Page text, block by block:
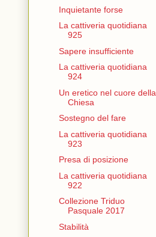
Inquietante forse
La cattiveria quotidiana
925
Sapere insufficiente
La cattiveria quotidiana
924
Un eretico nel cuore della
Chiesa
Sostegno del fare
La cattiveria quotidiana
923
Presa di posizione
La cattiveria quotidiana
922
Collezione Triduo
Pasquale 2017
Stabilità